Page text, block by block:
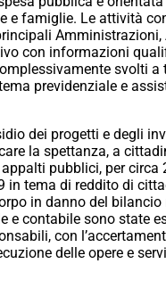
e famiglie. Le attività
con informazioni
svolti
previdenziale e
dei progetti e degli
la spettanza, a
pubblici, per
tema di reddito di
in danno del
e contabile sono state
con
delle opere e